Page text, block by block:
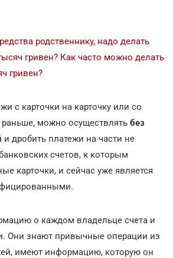
родственнику, надо делать
гривен? Как часто можно делать
гривен?
с карточки на карточку или со
раньше, можно осуществлять без
и дробить платежи на части не
счетов, к которым
карточки, и сейчас уже является
о каждом владельце счета и
Они знают привычные операции из
имеют информацию, которую он